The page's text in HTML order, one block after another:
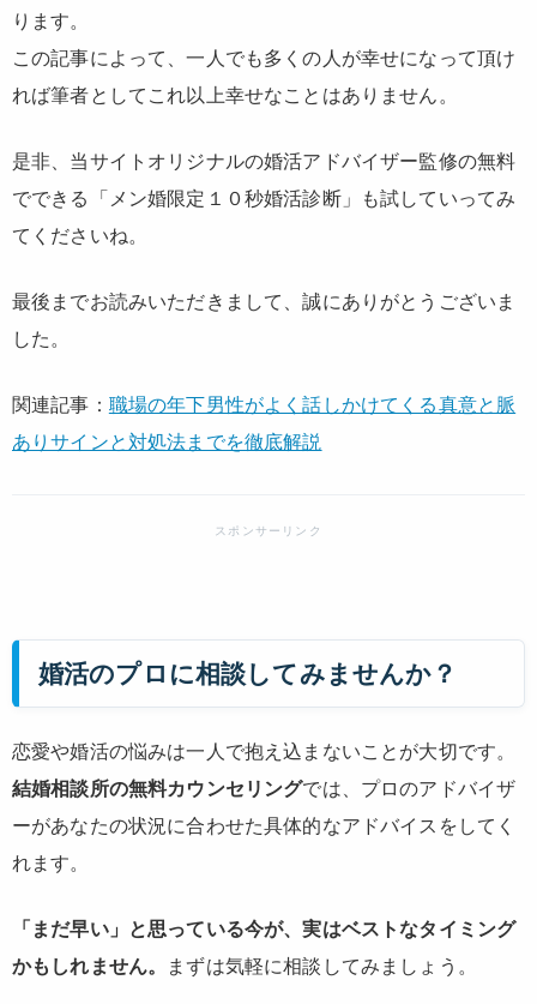
ります。
この記事によって、一人でも多くの人が幸せになって頂け
れば筆者としてこれ以上幸せなことはありません。
是非、当サイトオリジナルの婚活アドバイザー監修の無料
でできる「メン婚限定１０秒婚活診断」も試していってみ
てくださいね。
最後までお読みいただきまして、誠にありがとうございま
した。
関連記事： 職場の年下男性がよく話しかけてくる真意と脈
ありサインと対処法までを徹底解説
婚活のプロに相談してみませんか？
恋愛や婚活の悩みは一人で抱え込まないことが大切です。
結婚相談所の無料カウンセリングでは、プロのアドバイザ
ーがあなたの状況に合わせた具体的なアドバイスをしてく
れます。
「まだ早い」と思っている今が、実はベストなタイミング
かもしれません。
まずは気軽に相談してみましょう。